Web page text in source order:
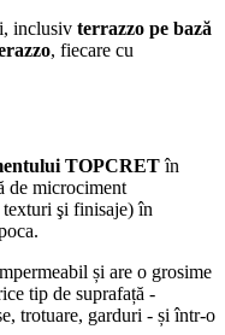
inclusiv terrazzo pe bază
, fiecare cu
TOPCRETîn
de microciment
şi finisaje) în
și are o grosime
tip de suprafață -
trotuare, garduri - și într-o